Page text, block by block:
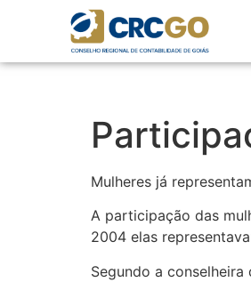
Mulheres já
A participação das
2004 elas
Segundo a